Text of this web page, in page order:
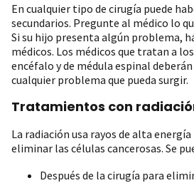
En cualquier tipo de cirugía puede
secundarios. Pregunte al médico lo
Si su hijo presenta algún problema,
médicos. Los médicos que tratan a
encéfalo y de médula espinal
cualquier problema que pueda surgir.
Tratamientos con
La radiación usa rayos de alta
eliminar las células cancerosas. Se
Después de la cirugía para